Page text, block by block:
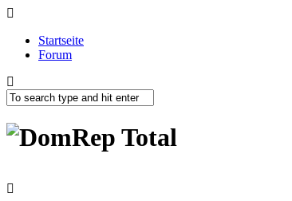
Startseite
Forum